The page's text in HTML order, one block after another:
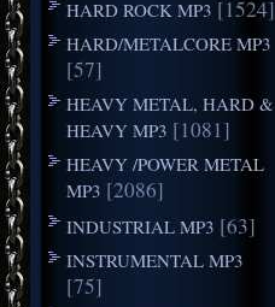
HARD ROCK MP3 [1524]
HARD/METALCORE MP3
[57]
HEAVY METAL, HARD &
HEAVY MP3 [1081]
HEAVY /POWER METAL
MP3 [2086]
INDUSTRIAL MP3 [63]
INSTRUMENTAL MP3
[75]